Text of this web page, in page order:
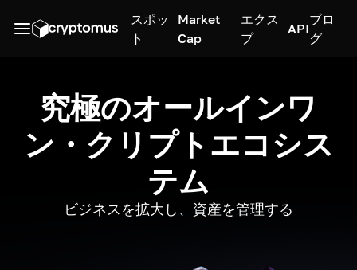
スポッ
ト
Market
Cap
エクス
プ
API
ブロ
グ
究極のオールインワ
ン・クリプトエコシス
テム
ビジネスを拡大し、資産を管理する